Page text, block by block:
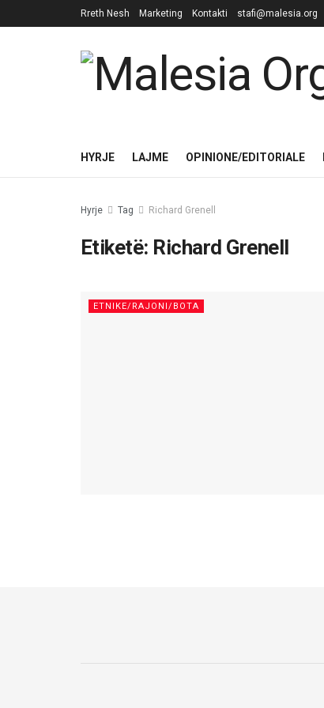
Rreth Nesh Marketing Kontakti stafi@malesia.org
HYRJE LAJME OPINIONE/EDITORIALE
Hyrje Tag Richard Grenell
Etiketë: Richard Grenell
ETNIKE/RAJONI/BOTA